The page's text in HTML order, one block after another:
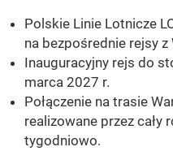
Polskie Linie Lotnicze
na bezpośrednie rejsy
Inauguracyjny rejs do
marca 2027 r.
Połączenie na trasie
realizowane przez
tygodniowo.